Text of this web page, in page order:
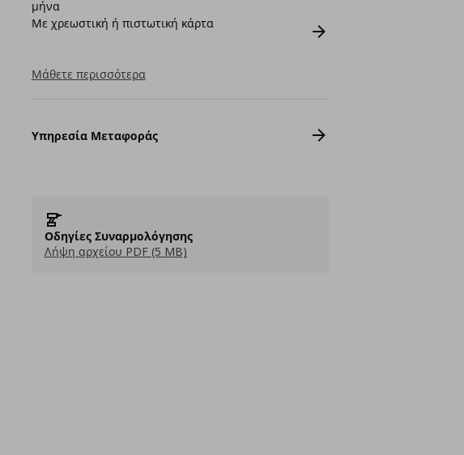
μήνα
Με χρεωστική ή πιστωτική κάρτα
Μάθετε περισσότερα
Υπηρεσία Μεταφοράς
Οδηγίες Συναρμολόγησης
Λήψη αρχείου PDF (5 MB)